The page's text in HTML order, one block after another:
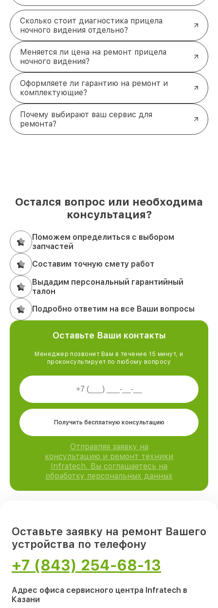
Сколько стоит диагностика прицела
ночного видения отдельно?
Меняется ли цена на ремонт прицела
ночного видения?
Оформляете ли гарантию на ремонт и
комплектующие?
Почему выбирают ваш сервис для
ремонта?
Остался вопрос или необходима
консультация?
Поможем определиться с выбором
запчастей
Составим точную смету работ
Выдадим персональный гарантийный
талон
Подробно ответим на все Ваши вопросы
Оставьте Ваши контакты
Менеджер позвонит Вам в течение 15 минут, и
проконсультирует по любому вопросу
Получить бесплатную консультацию
Отправляя заявку на
консультацию и ремонт техники
Infratech, Вы соглашаетесь на
обработку персональных данных
Оставьте заявку на ремонт Вашего
устройства по телефону
+7 (843) 254-68-13
Адрес офиса сервисного центра Infratech в
Казани